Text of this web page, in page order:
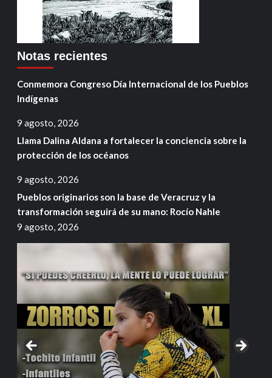
Notas recientes
Conmemora Congreso Día Internacional de los Pueblos
Indígenas
9 agosto, 2026
Llama Dalina Aldana a fortalecer la conciencia sobre la
protección de los océanos
9 agosto, 2026
Pueblos originarios son la base de Veracruz y la
transformación seguirá de su mano: Rocío Nahle
9 agosto, 2026